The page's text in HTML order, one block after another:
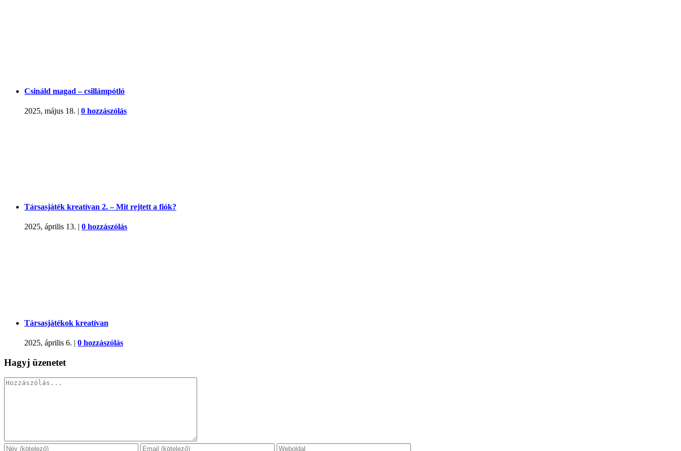
Csináld magad – csillámpótló
2025, május 18. | 0 hozzászólás
Társasjáték kreatívan 2. – Mit rejtett a fiók?
2025, április 13. | 0 hozzászólás
Társasjátékok kreatívan
2025, április 6. | 0 hozzászólás
Hagyj üzenetet
Hozzászólás